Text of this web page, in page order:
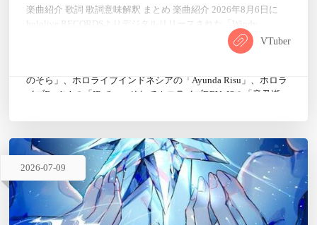
VTuber
楽曲紹介 歌詞 歌詞意味解釈 まとめ 楽曲紹介 2026年8月6日に
hololive RECORDSよりデジタルリリースされた「Windy
Traveler」は、ホロライブプロダクションの海外イベント企画
「hololive Meet」5周年を記念して制作された特別コラボレーシ
のそら」、ホロライブインドネシアの「Ayunda Risu」、ホロラ
イブEnglishの「IRyS」、そしてホロライブDEV_ISの「音乃瀬
2026-07-09